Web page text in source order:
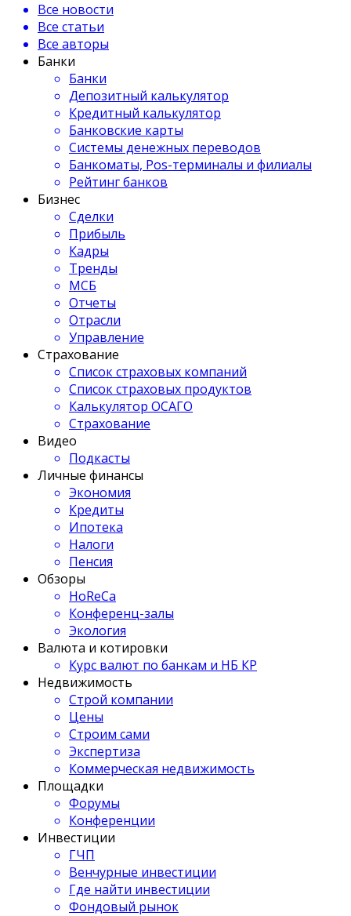
Все новости
Все статьи
Все авторы
Банки
Банки
Депозитный калькулятор
Кредитный калькулятор
Банковские карты
Системы денежных переводов
Банкоматы, Pos-терминалы и филиалы
Рейтинг банков
Бизнес
Сделки
Прибыль
Кадры
Тренды
МСБ
Отчеты
Отрасли
Управление
Страхование
Список страховых компаний
Список страховых продуктов
Калькулятор ОСАГО
Страхование
Видео
Подкасты
Личные финансы
Экономия
Кредиты
Ипотека
Налоги
Пенсия
Обзоры
HoReCa
Конференц-залы
Экология
Валюта и котировки
Курс валют по банкам и НБ КР
Недвижимость
Строй компании
Цены
Строим сами
Экспертиза
Коммерческая недвижимость
Площадки
Форумы
Конференции
Инвестиции
ГЧП
Венчурные инвестиции
Где найти инвестиции
Фондовый рынок